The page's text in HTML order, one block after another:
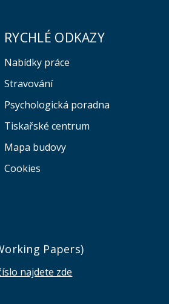
RYCHLÉ ODKAZY
Nabídky práce
Stravování
Psychologická poradna
Tiskařské centrum
Mapa budovy
Cookies
Papers)
najdete zde